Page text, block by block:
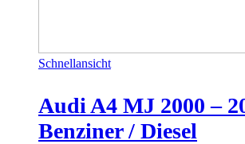
Schnellansicht
Audi A4 MJ 2000 –
Benziner / Diesel